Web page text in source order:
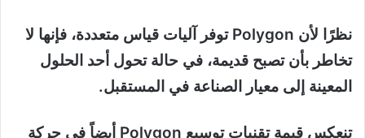
نظرًا لأن Polygon توفر آليات قياس متعددة، فإنها لا
تخاطر بأن تصبح قديمة، في حالة تحول أحد الحلول
المعينة إلى معيار الصناعة في المستقبل.
تنعكس قيمة تقنيات توسيع Polygon أيضاً في حركة